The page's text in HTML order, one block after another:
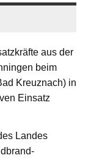
aus der
beim
Kreuznach) in
Einsatz
Landes